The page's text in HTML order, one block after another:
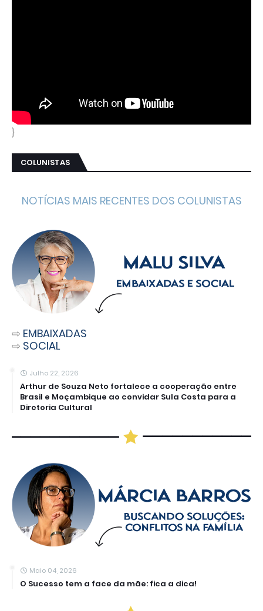
}
COLUNISTAS
NOTÍCIAS MAIS RECENTES DOS COLUNISTAS
⇨ EMBAIXADAS
⇨ SOCIAL
Julho 22, 2026
Arthur de Souza Neto fortalece a cooperação entre
Brasil e Moçambique ao convidar Sula Costa para a
Diretoria Cultural
Maio 04, 2026
O Sucesso tem a face da mãe: fica a dica!